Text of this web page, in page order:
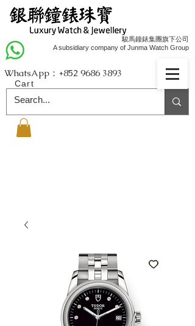
駿馬鐘錶集團旗下公司
A subsidiary company of Junma Watch Group
Cart
WhatsApp：+852 9686 3893